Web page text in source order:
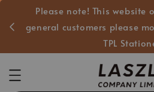
Please note! This website
general customers please
TPL